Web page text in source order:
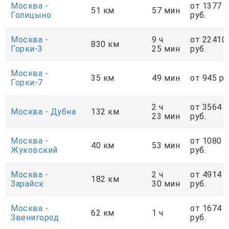
Москва -
Голицыно
51 км 57 мин
от 1377
руб.
Москва -
Горки-3
830 км
9 ч
25 мин
от 22410
руб.
Москва -
Горки-7
35 км 49 мин от 945
Москва - Дубна 132 км
2 ч
23 мин
от 3564
руб.
Москва -
Жуковский
40 км 53 мин
от 1080
руб.
Москва -
Зарайск
182 км
2 ч
30 мин
от 4914
руб.
Москва -
Звенигород
62 км 1 ч
от 1674
руб.